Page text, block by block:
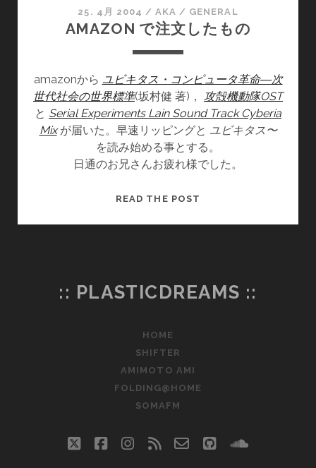
で
み
た
夢
25. 4月 2004 /AKA / GENERAL
AMAZON で注文したもの
amazonから ユビキタス・コンピュータ革命―次
世代社会の世界標準(坂村健 著)， 攻殻機動隊OST
と Serial Experiments Lain Sound Track Cyberia
Mixが届いた。早速リッピングと ユビキタス〜
を読み始める事とする。
日通のお兄さんお疲れ様でした。
READ THE POST
も
:: PLASTICDREAMS ::
HOME
SHIFTER
AMIMOTO AMI
FOLDING@HOME
SOMAFM
twitterfacebookinstagram
rss email-github